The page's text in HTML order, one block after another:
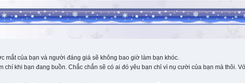
mắt của bạn và người đáng giá sẽ không bao giờ làm bạn khóc.
chí khi bạn đang buồn. Chắc chắn sẽ có ai đó yêu bạn chỉ vì nụ cười của bạn mà thôi.